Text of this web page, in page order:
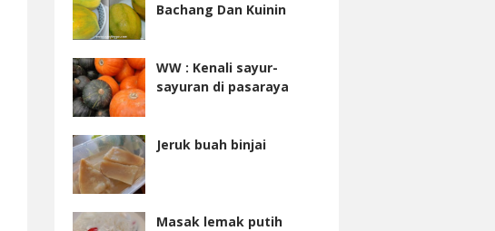
Bachang Dan Kuinin
WW : Kenali sayur-
sayuran di pasaraya
Jeruk buah binjai
Masak lemak putih